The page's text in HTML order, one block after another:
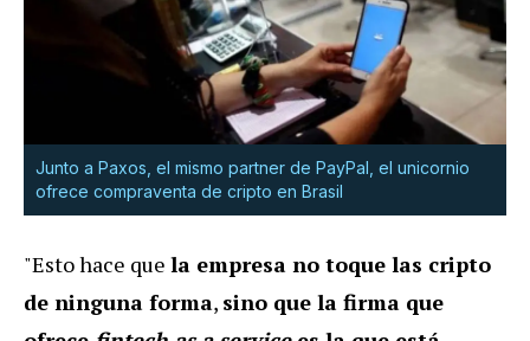
Junto a Paxos, el mismo partner de PayPal, el unicornio
ofrece compraventa de cripto en Brasil
"Esto hace que la empresa no toque las cripto
de ninguna forma, sino que la firma que